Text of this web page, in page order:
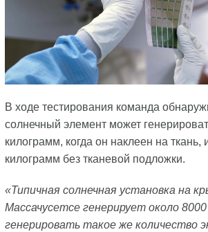
В ходе тестирования команда
солнечный элемент может
килограмм, когда он наклеен на ткань,
килограмм без тканевой подложки.
«Типичная солнечная установка на
Массачусетсе генерирует около
генерировать такое же количество